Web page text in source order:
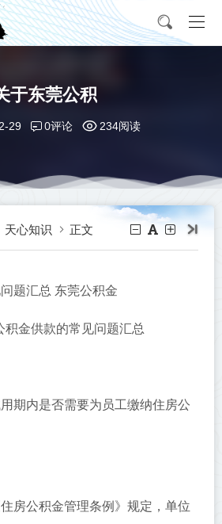
于东莞公积
29 0评论 234阅读
天心知识 正文
题汇总 东莞公积金
积金供款的常见问题汇总
期内是否需要为员工缴纳住房公
房公积金管理条例》规定，单位